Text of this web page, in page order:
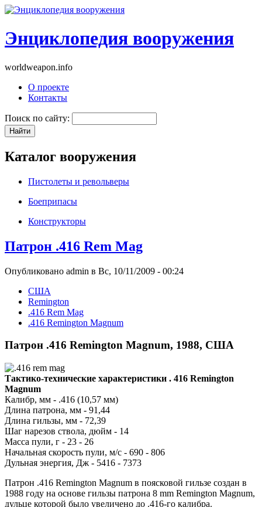
Энциклопедия вооружения
worldweapon.info
О проекте
Контакты
Поиск по сайту:
Каталог вооружения
Пистолеты и револьверы
Боеприпасы
Конструкторы
Патрон .416 Rem Mag
Опубликовано admin в Вс, 10/11/2009 - 00:24
США
Remington
.416 Rem Mag
.416 Remington Magnum
Патрон .416 Remington Magnum, 1988, США
Тактико-технические характеристики . 416 Remington
Magnum
Калибр, мм - .416 (10,57 мм)
Длина патрона, мм - 91,44
Длина гильзы, мм - 72,39
Шаг нарезов ствола, дюйм - 14
Масса пули, г - 23 - 26
Начальная скорость пули, м/с - 690 - 806
Дульная энергия, Дж - 5416 - 7373
Патрон .416 Remington Magnum в поясковой гильзе создан в
1988 году на основе гильзы патрона 8 mm Remington Magnum,
дульце которой было увеличено до .416-го калибра.